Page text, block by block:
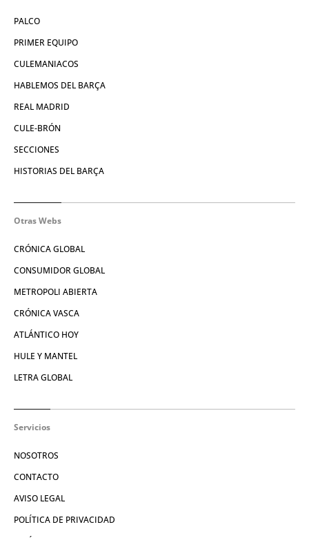
PALCO
PRIMER EQUIPO
CULEMANIACOS
HABLEMOS DEL BARÇA
REAL MADRID
CULE-BRÓN
SECCIONES
HISTORIAS DEL BARÇA
Otras Webs
CRÓNICA GLOBAL
CONSUMIDOR GLOBAL
METROPOLI ABIERTA
CRÓNICA VASCA
ATLÁNTICO HOY
HULE Y MANTEL
LETRA GLOBAL
Servicios
NOSOTROS
CONTACTO
AVISO LEGAL
POLÍTICA DE PRIVACIDAD